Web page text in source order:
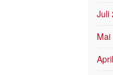
Juli
Mai